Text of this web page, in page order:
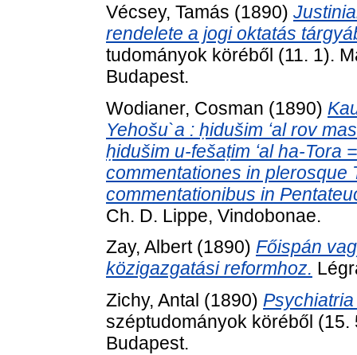
Vécsey, Tamás (1890)
rendelete a jogi oktatás
tudományok köréből (11. 1).
Budapest.
Wodianer, Cosman (1890)
Yehošu`a : ḥidušim ʻal rov
ḥidušim u-fešaṭim ʻal ha-Tora
commentationes in plerosque
commentationibus in
Ch. D. Lippe, Vindobonae.
Zay, Albert(1890) Főispán
közigazgatási reformhoz.
Zichy, Antal (1890)
széptudományok köréből
Budapest.